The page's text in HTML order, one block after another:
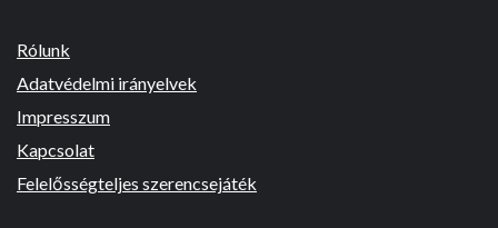
Rólunk
Adatvédelmi irányelvek
Impresszum
Kapcsolat
Felelősségteljes szerencsejáték